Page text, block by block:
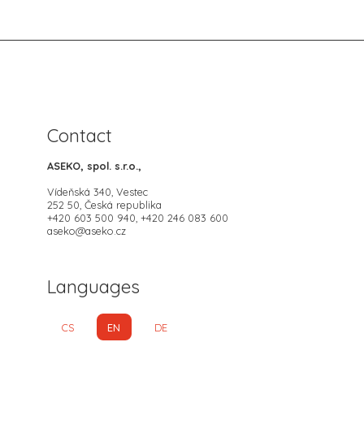
Contact
ASEKO, spol. s.r.o.,
Vídeňská 340, Vestec
252 50, Česká republika
+420 603 500 940, +420 246 083 600
aseko@aseko.cz
Languages
CS EN DE